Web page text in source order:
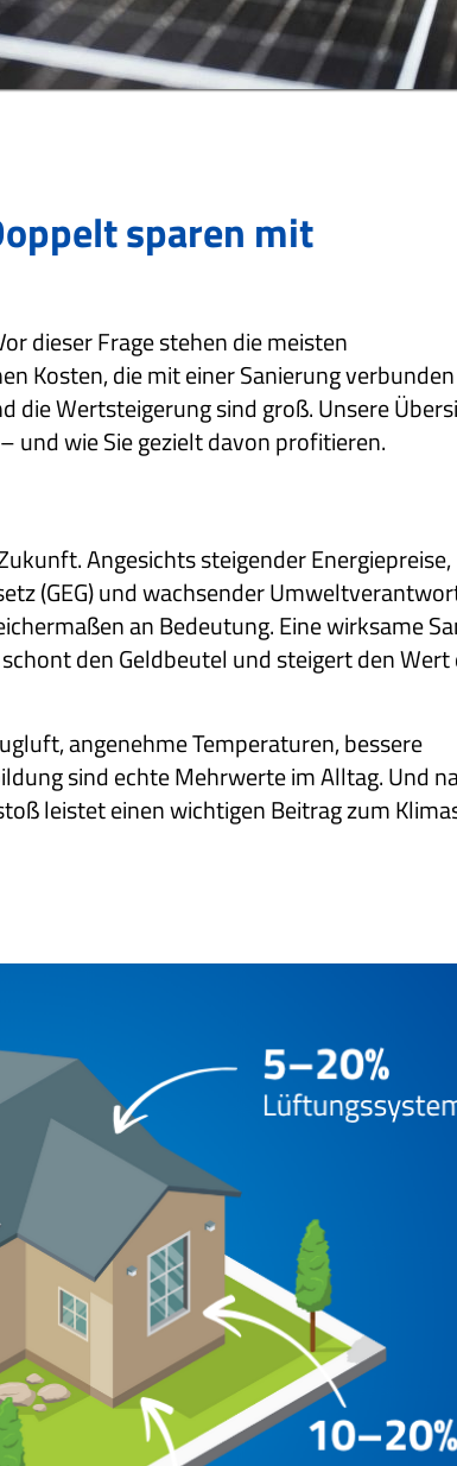
sparen mit
dieser Frage stehen die meisten
Kosten, die mit einer Sanierung
die Wertsteigerung sind groß. Unsere
und wie Sie gezielt davon profitieren.
Angesichts steigender Energiepreise,
(GEG) und wachsender
an Bedeutung. Eine wirksame
den Geldbeutel und steigert den Wert
angenehme Temperaturen, bessere
sind echte Mehrwerte im Alltag. Und
leistet einen wichtigen Beitrag zum